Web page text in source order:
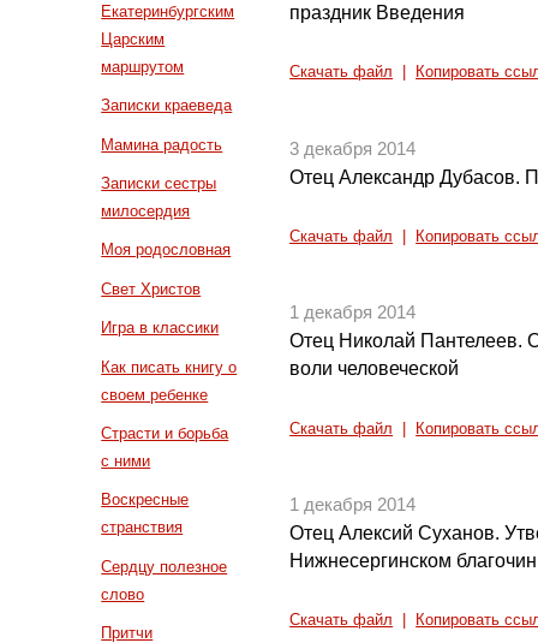
Екатеринбургским
Царским
маршрутом
Записки краеведа
Мамина радость
Записки сестры
милосердия
Моя родословная
Свет Христов
Игра в классики
Как писать книгу о
своем ребенке
Страсти и борьба
с ними
Воскресные
странствия
Сердцу полезное
слово
Притчи
праздник Введения
Скачать файл Копировать
3 декабря 2014
Отец Александр Дубасов.
Скачать файл Копировать
1 декабря 2014
Отец Николай Пантелеев.
воли человеческой
Скачать файл Копировать
1 декабря 2014
Отец Алексий Суханов.
Нижнесергинском
Скачать файл Копировать